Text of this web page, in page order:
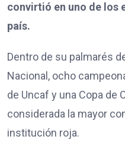
convirtió en uno de los
país.
Dentro de su palmarés
Nacional, ocho
de Uncaf y una Copa de
considerada la mayor
institución roja.